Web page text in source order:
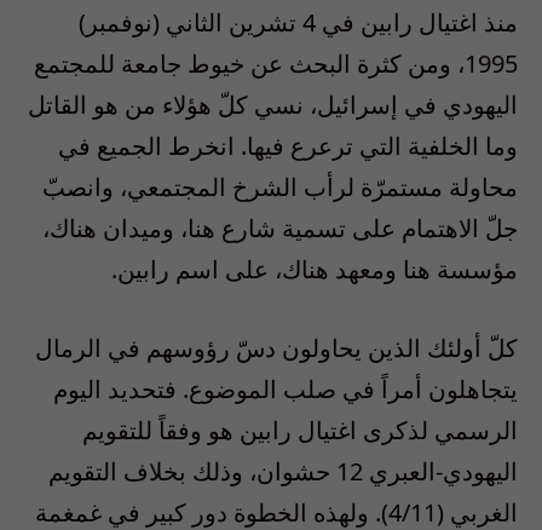
منذ اغتيال رابين في 4 تشرين الثاني (نوفمبر)
1995، ومن كثرة البحث عن خيوط جامعة للمجتمع
اليهودي في إسرائيل، نسي كلّ هؤلاء من هو القاتل
وما الخلفية التي ترعرع فيها. انخرط الجميع في
محاولة مستمرّة لرأب الشرخ المجتمعي، وانصبّ
جلّ الاهتمام على تسمية شارع هنا، وميدان هناك،
مؤسسة هنا ومعهد هناك، على اسم رابين.
كلّ أولئك الذين يحاولون دسّ رؤوسهم في الرمال
يتجاهلون أمراً في صلب الموضوع. فتحديد اليوم
الرسمي لذكرى اغتيال رابين هو وفقاً للتقويم
اليهودي-العبري 12 حشوان، وذلك بخلاف التقويم
الغربي (4/11). ولهذه الخطوة دور كبير في غمغمة